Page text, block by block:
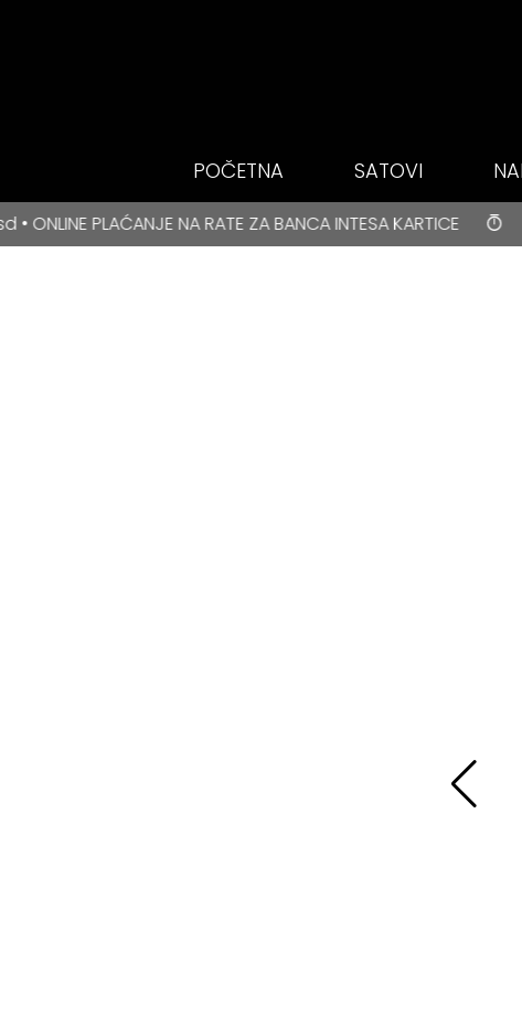
POČETNA SATOVI
BESPLATNA DOSTAVA za kupovine veće od 3000 rsd • ONLINE
NA RATE ZA BANCA INTESA KARTICE BESPLATNA